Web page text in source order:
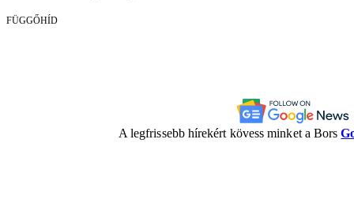
FÜGGŐHÍD
A legfrissebb hírekért kövess minket a Bors